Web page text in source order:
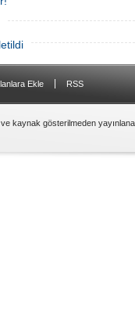
Ekle RSS
kaynak gösterilmeden